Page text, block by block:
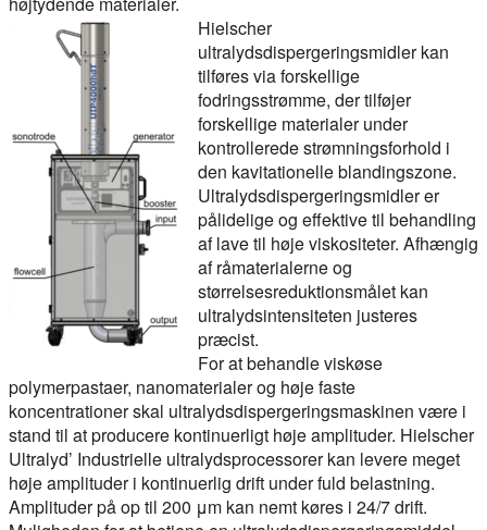
Hielscher
ultralydsdispergeringsmidler kan
tilføres via forskellige
fodringsstrømme, der tilføjer
forskellige materialer under
kontrollerede strømningsforhold i
den kavitationelle blandingszone.
Ultralydsdispergeringsmidler er
pålidelige og effektive til behandling
af lave til høje viskositeter. Afhængig
af råmaterialerne og
størrelsesreduktionsmålet kan
ultralydsintensiteten justeres
præcist.
For at behandle viskøse
polymerpastaer, nanomaterialer og høje faste
koncentrationer skal ultralydsdispergeringsmaskinen være i
stand til at producere kontinuerligt høje amplituder. Hielscher
Ultralyd’ Industrielle ultralydsprocessorer kan levere meget
høje amplituder i kontinuerlig drift under fuld belastning.
Amplituder på op til 200 μm kan nemt køres i 24/7 drift.